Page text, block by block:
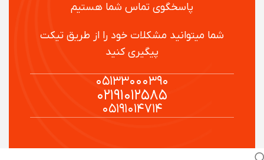
پاسخگوی تماس شما هستیم
شما میتوانید مشکلات خود را از طریق تیکت
پیگیری کنید
۰۵۱۳۳۰۰۰۳۹۰
۰۲۱۹۱۰۱۲۵۸۵
۰۵۱۹۱۰۱۴۷۱۴